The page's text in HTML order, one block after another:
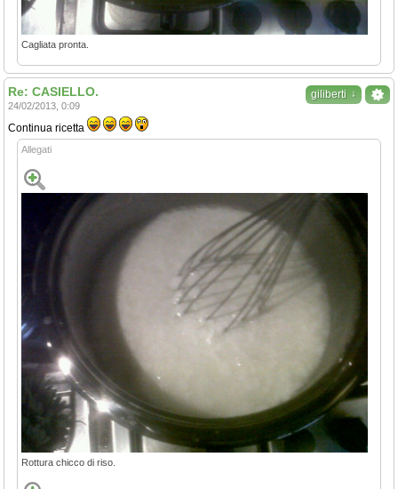
Cagliata pronta.
giliberti ↓
Re: CASIELLO.
24/02/2013, 0:09
Continua ricetta
Allegati
Rottura chicco di riso.